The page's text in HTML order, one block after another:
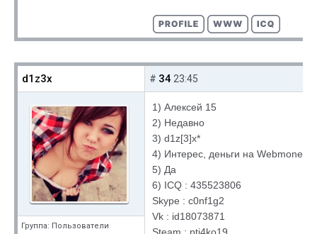
d1z3x
Группа: Пользователи
# 34 23:45
1) Алексей 15
2) Недавно
3) d1z[3]x*
4) Интерес, деньги на Webmoney
5) Да
6) ICQ : 435523806
Skype : c0nf1g2
Vk : id18073871